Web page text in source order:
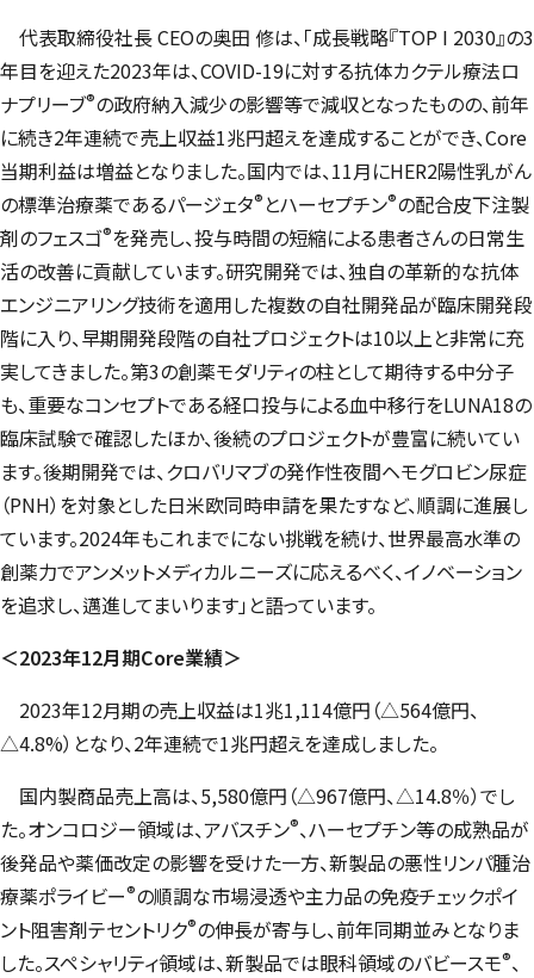
代表取締役社長 CEOの奥田 修は、「成長戦略『TOP I 2030』の3
年目を迎えた2023年は、COVID-19に対する抗体カクテル療法ロ
ナプリーブ®の政府納入減少の影響等で減収となったものの、前年
に続き2年連続で売上収益1兆円超えを達成することができ、Core
当期利益は増益となりました。国内では、11月にHER2陽性乳がん
の標準治療薬であるパージェタ® とハーセプチン®の配合皮下注製
剤のフェスゴ®を発売し、投与時間の短縮による患者さんの日常生
活の改善に貢献しています。研究開発では、独自の革新的な抗体
エンジニアリング技術を適用した複数の自社開発品が臨床開発段
階に入り、早期開発段階の自社プロジェクトは10以上と非常に充
実してきました。第3の創薬モダリティの柱として期待する中分子
も、重要なコンセプトである経口投与による血中移行をLUNA18の
臨床試験で確認したほか、後続のプロジェクトが豊富に続いてい
ます。後期開発では、クロバリマブの発作性夜間ヘモグロビン尿症
（PNH）を対象とした日米欧同時申請を果たすなど、順調に進展し
ています。2024年もこれまでにない挑戦を続け、世界最高水準の
創薬力でアンメットメディカルニーズに応えるべく、イノベーション
を追求し、邁進してまいります」と語っています。
＜2023年12月期Core業績＞
2023年12月期の売上収益は1兆1,114億円（△564億円、
△4.8%）となり、2年連続で1兆円超えを達成しました。
国内製商品売上高は、5,580億円（△967億円、△14.8％）でし
た。オンコロジー領域は、アバスチン®、ハーセプチン等の成熟品が
後発品や薬価改定の影響を受けた一方、新製品の悪性リンパ腫治
療薬ポライビー®の順調な市場浸透や主力品の免疫チェックポイ
ント阻害剤テセントリク®の伸長が寄与し、前年同期並みとなりま
した。スペシャリティ領域は、新製品では眼科領域のバビースモ®、